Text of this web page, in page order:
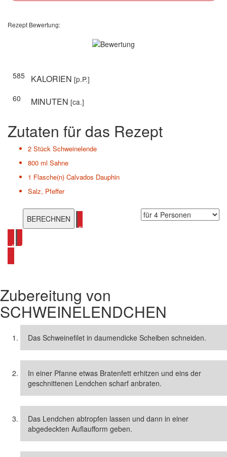
Rezept Bewertung:
585 KALORIEN [p.P.]
60
MINUTEN [ca.]
Zutaten für das Rezept
2 Stück Schweinelende
800 ml Sahne
1 Flasche(n) Calvados Dauphin
Salz, Pfeffer
alle Schweinefleisch Rezepte ansehen
alle Schweinelendchen Rezepte ansehen
Zubereitung von
SCHWEINELENDCHEN
Das Schweinefilet in daumendicke Scheiben schneiden.
In einer Pfanne etwas Bratenfett erhitzen und eins der
geschnittenen Lendchen scharf anbraten.
Das Lendchen abtropfen lassen und dann in einer
abgedeckten Auflaufform geben.